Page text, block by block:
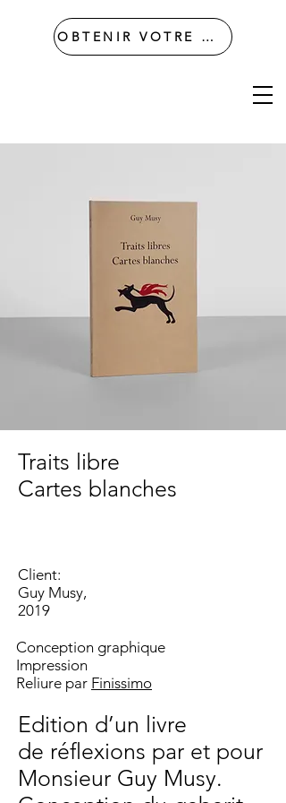
OBTENIR VOTRE DEVIS
Traits libre
Cartes blanches
Client:
Guy Musy,
2019
Conception graphique
Impression
Reliure par Finissimo
Edition d’un livre
de réflexions par et pour
Monsieur Guy Musy.